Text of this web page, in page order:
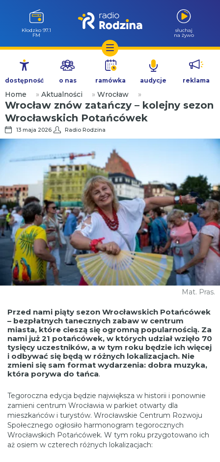
Przejdź
treści
Wołów 99.6
FM
słuchaj
na żywo
dostępność o nas ramówka audycje reklama
Home » Aktualności » Wrocław »
Wrocław znów zatańczy – kolejny sezon
Wrocławskich Potańcówek
13 maja 2026 Radio Rodzina
Mat. Pras.
Przed nami piąty sezon Wrocławskich Potańcówek
– bezpłatnych tanecznych zabaw w centrum
miasta, które cieszą się ogromną popularnością. Za
nami już 21 potańcówek, w których udział wzięło 70
tysięcy uczestników, a w tym roku będzie ich więcej
i odbywać się będą w różnych lokalizacjach. Nie
zmieni się sam format wydarzenia: dobra muzyka,
która porywa do tańca.
Tegoroczna edycja będzie największa w historii i ponownie
zamieni centrum Wrocławia w parkiet otwarty dla
mieszkańców i turystów. Wrocławskie Centrum Rozwoju
Społecznego ogłosiło harmonogram tegorocznych
Wrocławskich Potańcówek. W tym roku przygotowano ich
aż osiem w czterech różnych lokalizacjach: